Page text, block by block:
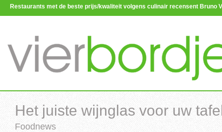
Restaurants met de beste prijs/kwaliteit volgens culinair recensent Bruno
Het juiste wijnglas voor uw
Foodnews